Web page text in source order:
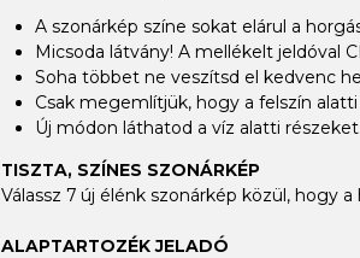
A szonárkép színe sokat elárul a
Micsoda látvány! A mellékelt jeldóval
Soha többet ne veszítsd el kedvenc
Csak megemlítjük, hogy a felszín
Új módon láthatod a víz alatti részeket.
TISZTA, SZÍNES SZONÁRKÉP
Válassz 7 új élénk szonárkép közül, hogy
ALAPTARTOZÉK JELADÓ